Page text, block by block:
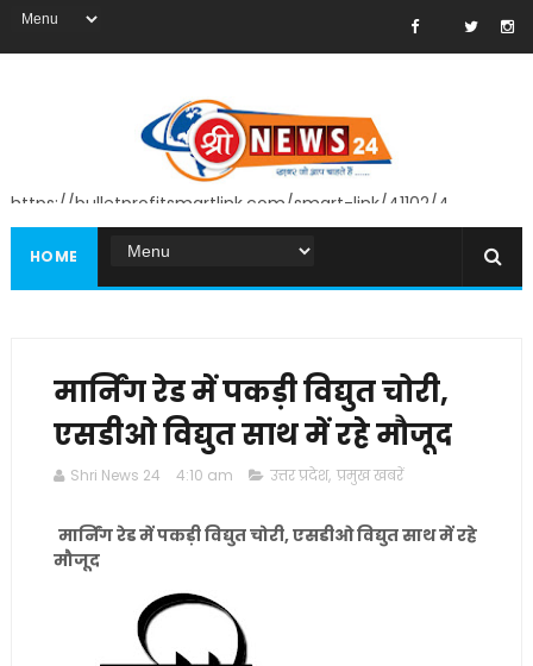
https://bulletprofitsmartlink.com/smart-link/41102/4
HOME
मार्निंग रेड में पकड़ी विद्युत चोरी,
एसडीओ विद्युत साथ में रहे मौजूद
Shri News 24 4:10 am उत्तर प्रदेश, प्रमुख खबरें
मार्निंग रेड में पकड़ी विद्युत चोरी, एसडीओ विद्युत साथ में रहे
मौजूद